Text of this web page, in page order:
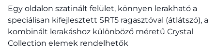
Egy oldalon szatinált felület, könnyen lerakható a
speciálisan kifejlesztett SRT5 ragasztóval (átlátszó), a
kombinált lerakáshoz különböző méretű Crystal
Collection elemek rendelhetők